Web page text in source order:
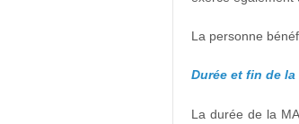
La personne
Durée et fin de la
La durée de la